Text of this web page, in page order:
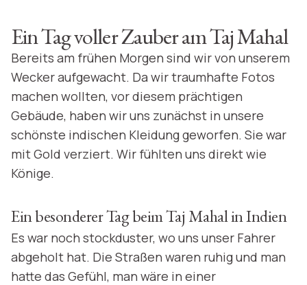
Ein Tag voller Zauber am Taj Mahal
Bereits am frühen Morgen sind wir von unserem
Wecker aufgewacht. Da wir traumhafte Fotos
machen wollten, vor diesem prächtigen
Gebäude, haben wir uns zunächst in unsere
schönste indischen Kleidung geworfen. Sie war
mit Gold verziert. Wir fühlten uns direkt wie
Könige.
Ein besonderer Tag beim Taj Mahal in Indien
Es war noch stockduster, wo uns unser Fahrer
abgeholt hat. Die Straßen waren ruhig und man
hatte das Gefühl, man wäre in einer